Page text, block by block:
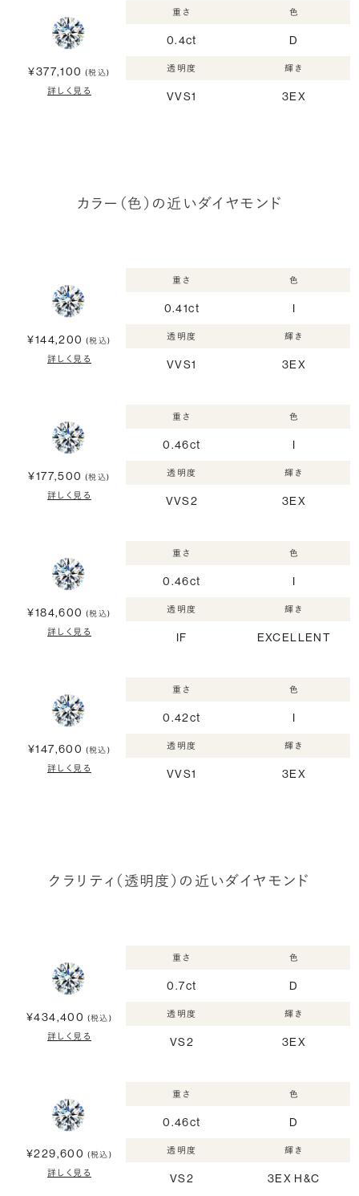
¥377,100 (税込)
詳しく見る
重さ
0.4ct
色
D
透明度
VVS1
輝き
3EX
カラー（色）の近いダイヤモンド
¥144,200 (税込)
詳しく見る
重さ
0.41ct
色
I
透明度
VVS1
輝き
3EX
¥177,500 (税込)
詳しく見る
重さ
0.46ct
色
I
透明度
VVS2
輝き
3EX
¥184,600 (税込)
詳しく見る
重さ
0.46ct
色
I
透明度
IF
輝き
EXCELLENT
¥147,600 (税込)
詳しく見る
重さ
0.42ct
色
I
透明度
VVS1
輝き
3EX
クラリティ（透明度）の近いダイヤモンド
¥434,400 (税込)
詳しく見る
重さ
0.7ct
色
D
透明度
VS2
輝き
3EX
¥229,600 (税込)
詳しく見る
重さ
0.46ct
色
D
透明度
VS2
輝き
3EX H&C